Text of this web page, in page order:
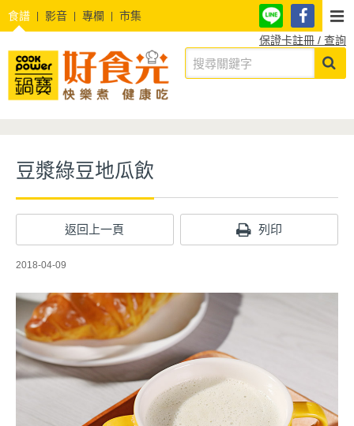
食譜 影音 專欄
市集
保證卡註冊 / 查詢
豆漿綠豆地瓜飲
返回上一頁 列印
2018-04-09